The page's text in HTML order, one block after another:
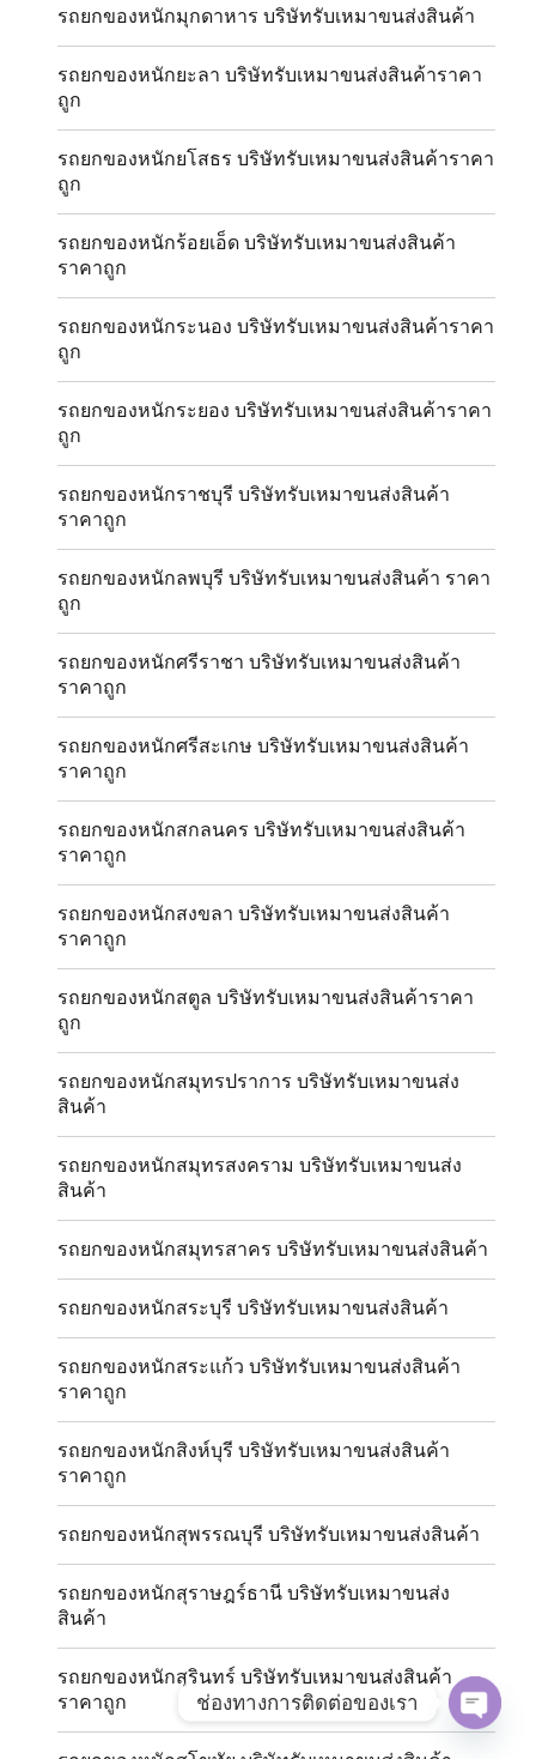
รถยกของหนักมุกดาหาร บริษัทรับเหมาขนส่งสินค้า
รถยกของหนักยะลา บริษัทรับเหมาขนส่งสินค้าราคา
ถูก
รถยกของหนักยโสธร บริษัทรับเหมาขนส่งสินค้าราคา
ถูก
รถยกของหนักร้อยเอ็ด บริษัทรับเหมาขนส่งสินค้า
ราคาถูก
รถยกของหนักระนอง บริษัทรับเหมาขนส่งสินค้าราคา
ถูก
รถยกของหนักระยอง บริษัทรับเหมาขนส่งสินค้าราคา
ถูก
รถยกของหนักราชบุรี บริษัทรับเหมาขนส่งสินค้า
ราคาถูก
รถยกของหนักลพบุรี บริษัทรับเหมาขนส่งสินค้า ราคา
ถูก
รถยกของหนักศรีราชา บริษัทรับเหมาขนส่งสินค้า
ราคาถูก
รถยกของหนักศรีสะเกษ บริษัทรับเหมาขนส่งสินค้า
ราคาถูก
รถยกของหนักสกลนคร บริษัทรับเหมาขนส่งสินค้า
ราคาถูก
รถยกของหนักสงขลา บริษัทรับเหมาขนส่งสินค้า
ราคาถูก
รถยกของหนักสตูล บริษัทรับเหมาขนส่งสินค้าราคา
ถูก
รถยกของหนักสมุทรปราการ บริษัทรับเหมาขนส่ง
สินค้า
รถยกของหนักสมุทรสงคราม บริษัทรับเหมาขนส่ง
สินค้า
รถยกของหนักสมุทรสาคร บริษัทรับเหมาขนส่งสินค้า
รถยกของหนักสระบุรี บริษัทรับเหมาขนส่งสินค้า
รถยกของหนักสระแก้ว บริษัทรับเหมาขนส่งสินค้า
ราคาถูก
รถยกของหนักสิงห์บุรี บริษัทรับเหมาขนส่งสินค้า
ราคาถูก
รถยกของหนักสุพรรณบุรี บริษัทรับเหมาขนส่งสินค้า
รถยกของหนักสุราษฎร์ธานี บริษัทรับเหมาขนส่ง
สินค้า
รถยกของหนักสุรินทร์ บริษัทรับเหมาขนส่งสินค้า
ราคาถูก
ช่องทางการติดต่อของเรา
OPEN